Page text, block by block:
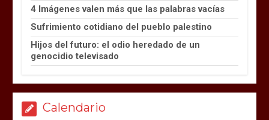
4 Imágenes valen más que las palabras vacías
Sufrimiento cotidiano del pueblo palestino
Hijos del futuro: el odio heredado de un
genocidio televisado
Calendario